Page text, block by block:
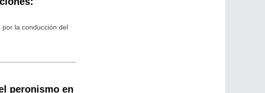
la conducción del
peronismo en